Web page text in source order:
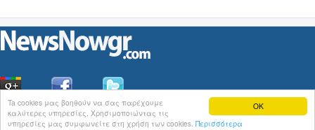
OK
Ta cookies μας βοηθούν να σας παρέχουμε
καλύτερες υπηρεσίες. Χρησιμοποιώντας τις
υπηρεσίες μας συμφωνείτε στη χρήση των cookies. Περισσότερα
ΟιΕιδήσεις του NewsNowgr.com στοiNews